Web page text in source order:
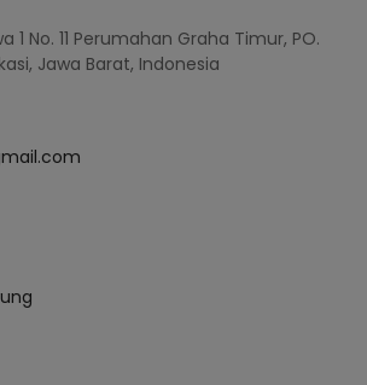
1 No. 11 Perumahan Graha Timur, PO.
Jawa Barat, Indonesia